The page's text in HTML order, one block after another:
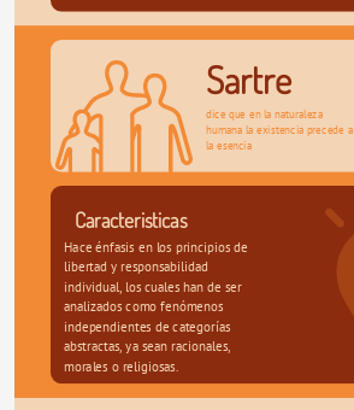
Sartre
dice que en la naturaleza
humana la existencia precede a
la esencia
Caracteristicas
Hace énfasis en los principios de
libertad y responsabilidad
individual, los cuales han de ser
analizados como fenómenos
independientes de categorías
abstractas, ya sean racionales,
morales o religiosas.